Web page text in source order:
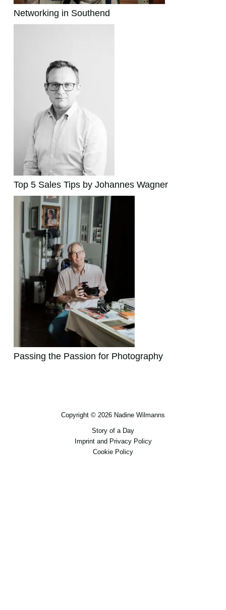
Networking in Southend
Top 5 Sales Tips by Johannes Wagner
Passing the Passion for Photography
Copyright © 2026 Nadine Wilmanns
Story of a Day
Imprint and Privacy Policy
Cookie Policy